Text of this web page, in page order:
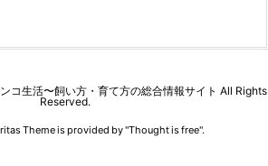
コ生活〜飼い方・育て方の総合情報サイト All Rights
Reserved.
Theme is provided by "Thought is free".